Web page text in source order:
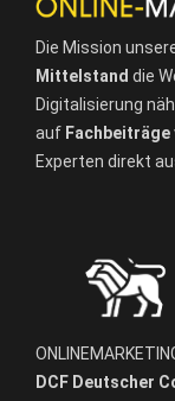
Die Mission
Mittelstand die
Digitalisierung
auf Fachbeiträge
Experten direkt
DCF Deutscher